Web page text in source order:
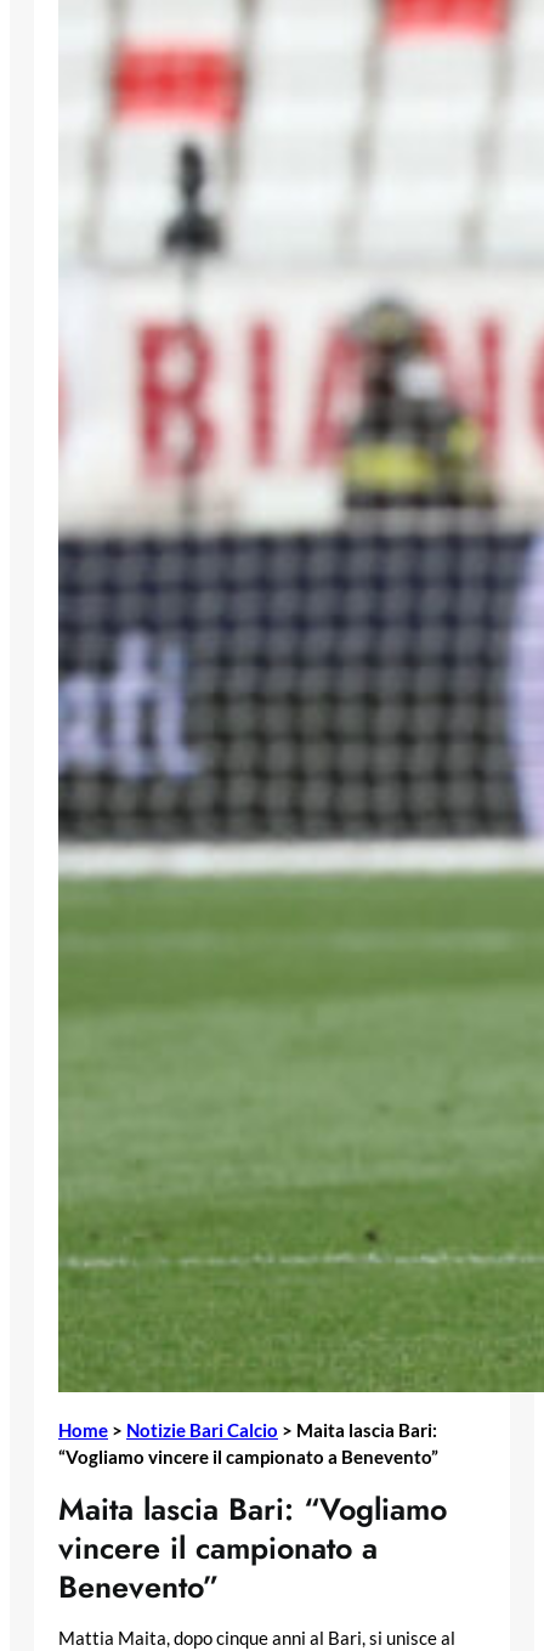
Home > Notizie Bari Calcio > Maita lascia Bari:
“Vogliamo vincere il campionato a Benevento”
Maita lascia Bari: “Vogliamo
vincere il campionato a
Benevento”
Mattia Maita, dopo cinque anni al Bari, si unisce al